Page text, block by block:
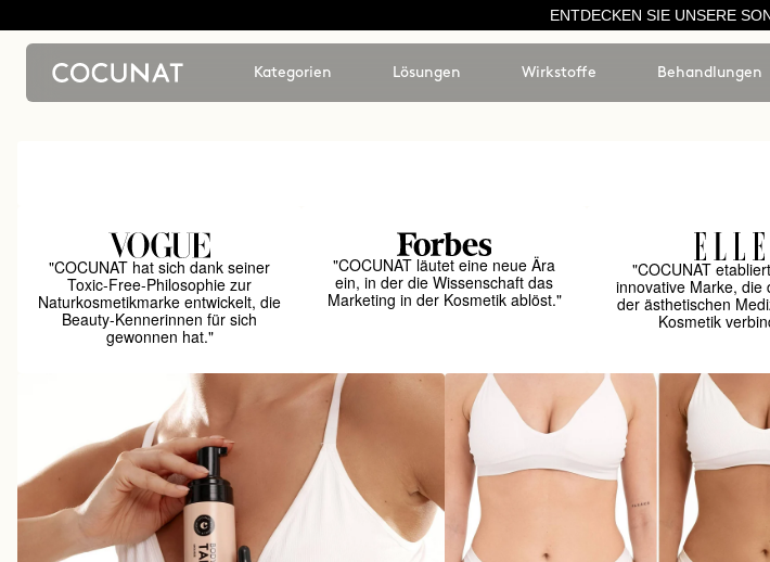
ENTDECKEN SIE UNSERE
Kategorien Lösungen Wirkstoffe Behandlungen
"COCUNAT hat sich dank seiner
Toxic-Free-Philosophie zur
Naturkosmetikmarke entwickelt, die
Beauty-Kennerinnen für sich
gewonnen hat."
"COCUNAT läutet eine neue Ära
ein, in der die Wissenschaft das
Marketing in der Kosmetik ablöst."
"COCUNAT
innovative Marke, die
der ästhetischen
Kosmetik